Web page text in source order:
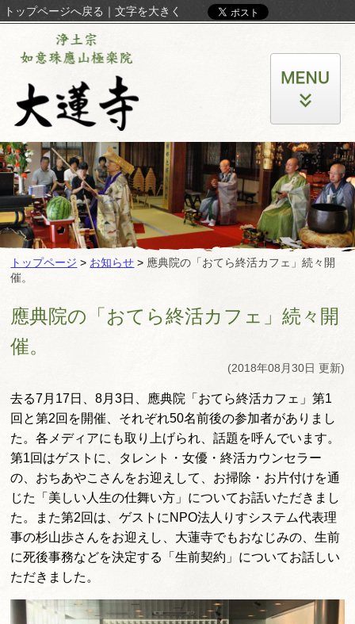
トップページへ戻る ｜ 文字を大きく
トップページ > お知らせ > 應典院の「おてら終活カフェ」続々開
催。
應典院の「おてら終活カフェ」続々開
催。
(2018年08月30日 更新)
去る7月17日、8月3日、應典院「おてら終活カフェ」第1
回と第2回を開催、それぞれ50名前後の参加者がありまし
た。各メディアにも取り上げられ、話題を呼んでいます。
第1回はゲストに、タレント・女優・終活カウンセラー
の、おちあやこさんをお迎えして、お掃除・お片付けを通
じた「美しい人生の仕舞い方」についてお話いただきまし
た。また第2回は、ゲストにNPO法人りすシステム代表理
事の杉山歩さんをお迎えし、大蓮寺でもおなじみの、生前
に死後事務などを決定する「生前契約」についてお話しい
ただきました。